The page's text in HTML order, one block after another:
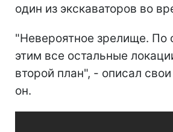
один из экскаваторов во
"Невероятное зрелище. По
этим все остальные
второй план", - описал
он.